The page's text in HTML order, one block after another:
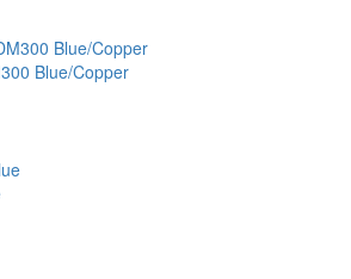
Blue/Copper